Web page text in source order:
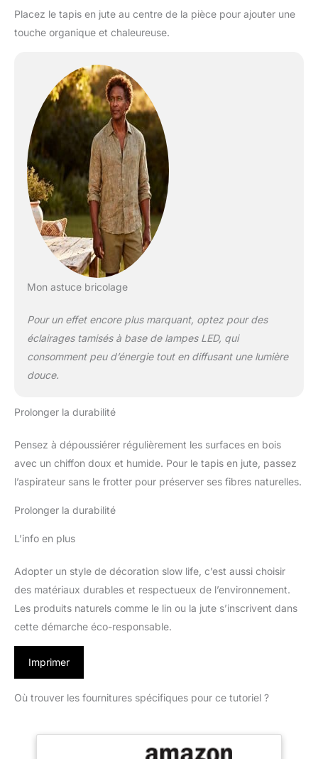
Placez le tapis en jute au centre de la pièce pour ajouter une
touche organique et chaleureuse.
Mon astuce bricolage
Pour un effet encore plus marquant, optez pour des
éclairages tamisés à base de lampes LED, qui
consomment peu d’énergie tout en diffusant une lumière
douce.
Prolonger la durabilité
Pensez à dépoussiérer régulièrement les surfaces en bois
avec un chiffon doux et humide. Pour le tapis en jute, passez
l’aspirateur sans le frotter pour préserver ses fibres naturelles.
Prolonger la durabilité
L’info en plus
Adopter un style de décoration slow life, c’est aussi choisir
des matériaux durables et respectueux de l’environnement.
Les produits naturels comme le lin ou la jute s’inscrivent dans
cette démarche éco-responsable.
Imprimer
Où trouver les fournitures spécifiques pour ce tutoriel ?